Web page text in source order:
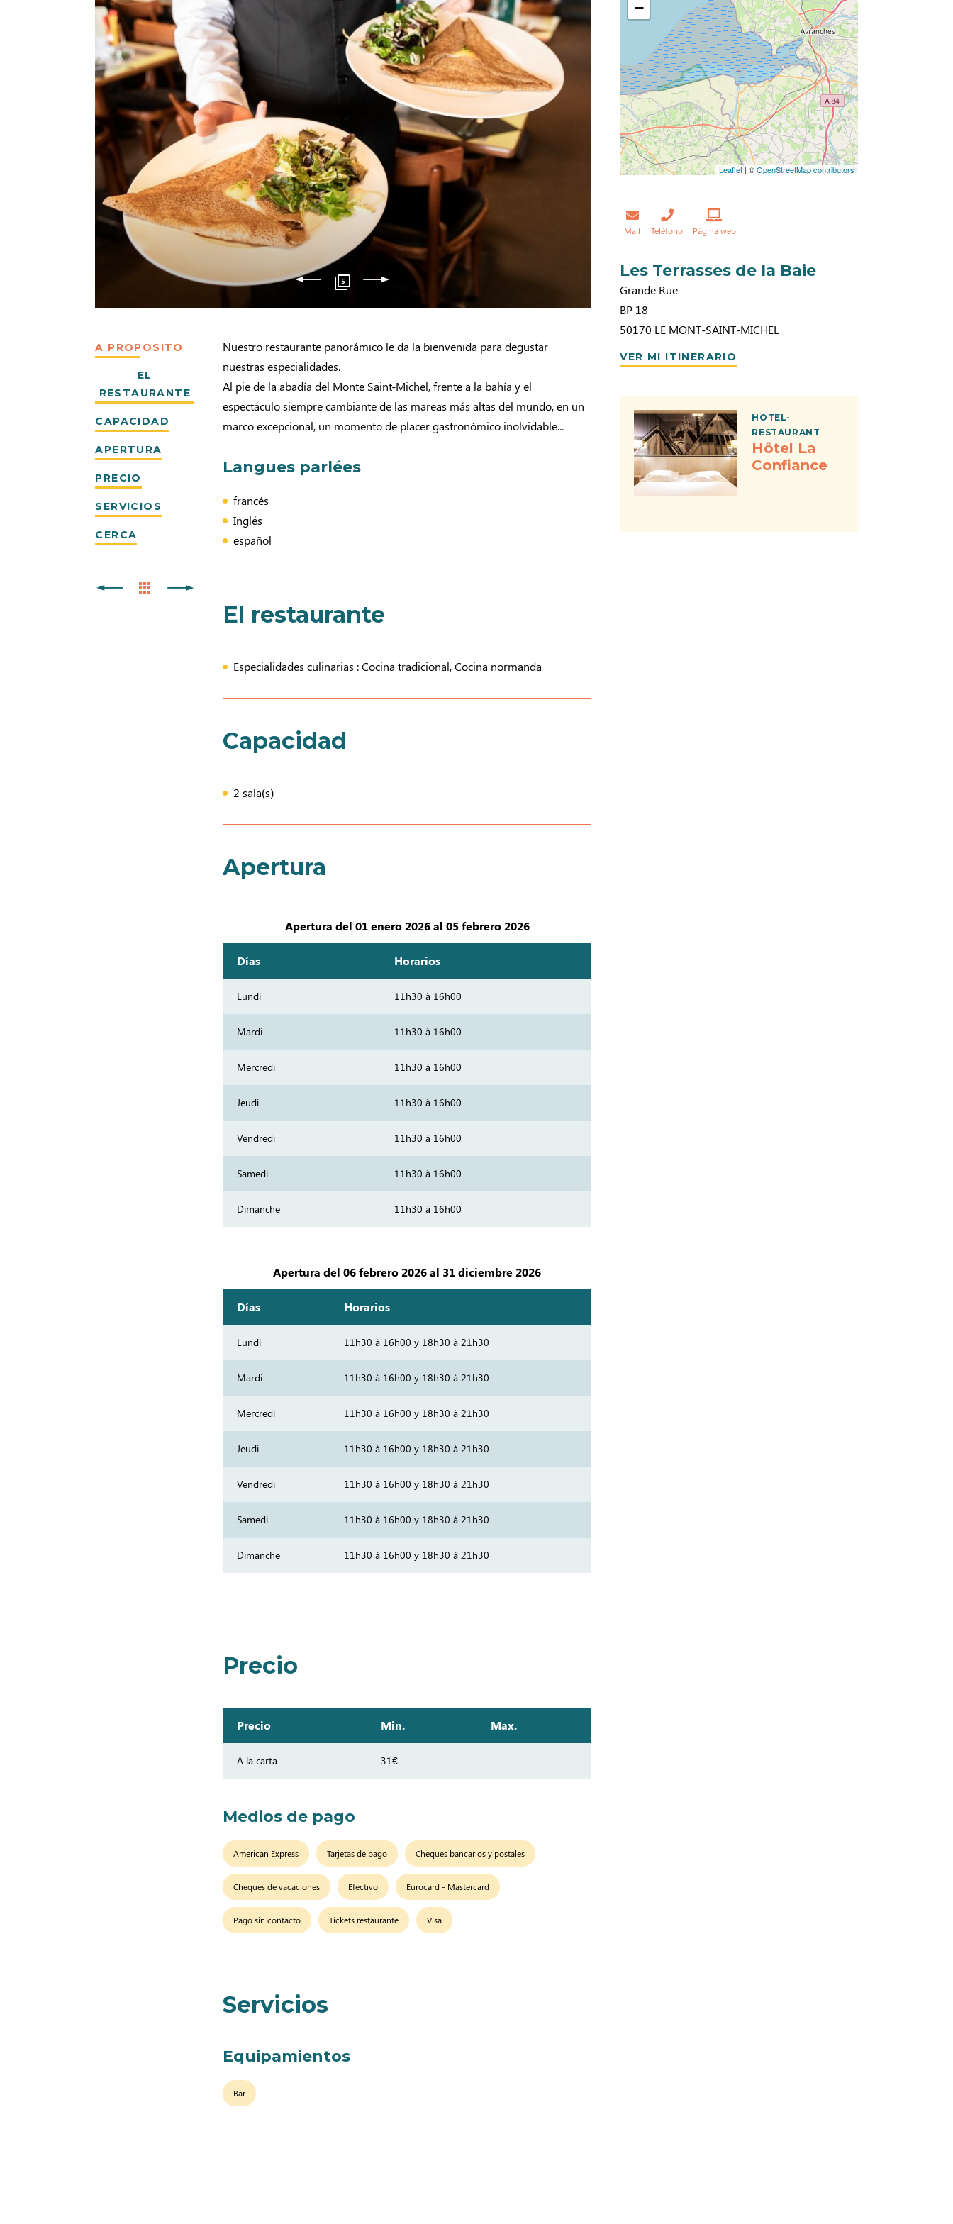
5
A PROPOSITO
EL
RESTAURANTE
CAPACIDAD
APERTURA
PRECIO
SERVICIOS
CERCA
Nuestro restaurante panorámico le da la bienvenida para degustar
nuestras especialidades.
Al pie de la abadía del Monte Saint-Michel, frente a la bahía y el
espectáculo siempre cambiante de las mareas más altas del mundo, en un
marco excepcional, un momento de placer gastronómico inolvidable...
Langues parlées
francés
Inglés
español
El restaurante
Especialidades culinarias : Cocina tradicional, Cocina normanda
Capacidad
2 sala(s)
Apertura
Apertura del 01 enero 2026 al 05 febrero 2026
Días Horarios
Lundi 11h30 à 16h00
Mardi 11h30 à 16h00
Mercredi 11h30 à 16h00
Jeudi 11h30 à 16h00
Vendredi 11h30 à 16h00
Samedi 11h30 à 16h00
Dimanche 11h30 à 16h00
Apertura del 06 febrero 2026 al 31 diciembre 2026
Días Horarios
Lundi 11h30 à 16h00 y 18h30 à 21h30
Mardi 11h30 à 16h00 y 18h30 à 21h30
Mercredi 11h30 à 16h00 y 18h30 à 21h30
Jeudi 11h30 à 16h00 y 18h30 à 21h30
Vendredi 11h30 à 16h00 y 18h30 à 21h30
Samedi 11h30 à 16h00 y 18h30 à 21h30
Dimanche 11h30 à 16h00 y 18h30 à 21h30
Precio
Precio Min. Max.
A la carta 31€
Medios de pago
American Express Tarjetas de pago Cheques bancarios y postales
Cheques de vacaciones Efectivo Eurocard - Mastercard
Pago sin contacto Tickets restaurante Visa
Servicios
Equipamientos
Bar
−
Leaflet| ©OpenStreetMap contributors
Mail Teléfono Página web
Les Terrasses de la Baie
Grande Rue
BP 18
50170 LE MONT-SAINT-MICHEL
VER MI ITINERARIO
HOTEL-
RESTAURANT
Hôtel La
Confiance